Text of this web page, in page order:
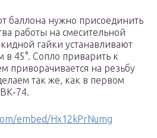
баллона нужно присоединить
работы на смесительной
гайки устанавливают
в 45°. Сопло приварить к
приворачивается на резьбу
так же, как в первом
74.
embed/Hx12kPrNumg